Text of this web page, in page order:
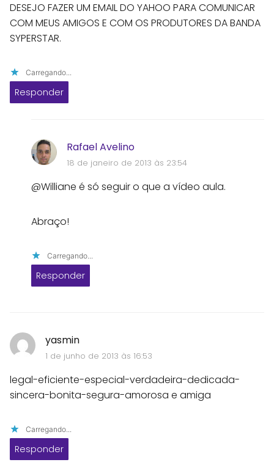
DESEJO FAZER UM EMAIL DO YAHOO PARA COMUNICAR
COM MEUS AMIGOS E COM OS PRODUTORES DA BANDA
SYPERSTAR.
Carregando...
Responder
Rafael Avelino
18 de janeiro de 2013 às 23:54
@Williane é só seguir o que a vídeo aula.
Abraço!
Carregando...
Responder
yasmin
1 de junho de 2013 às 16:53
legal-eficiente-especial-verdadeira-dedicada-
sincera-bonita-segura-amorosa e amiga
Carregando...
Responder